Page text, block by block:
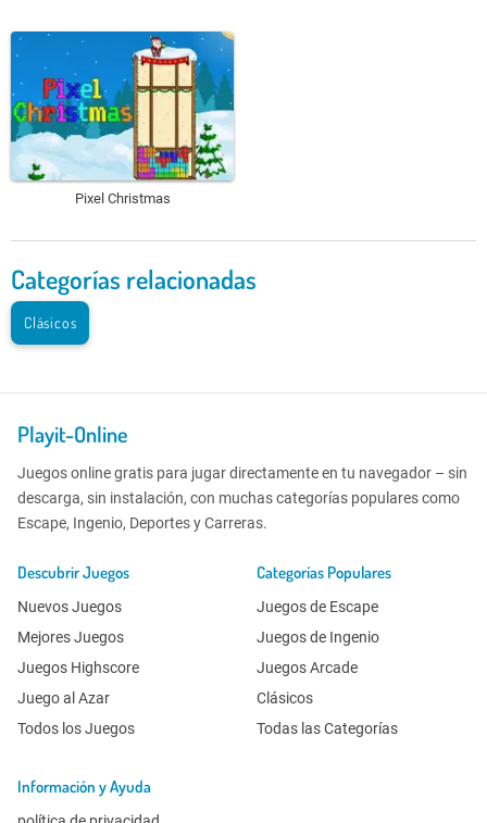
Pixel Christmas
Categorías relacionadas
Clásicos
Playit-Online
Juegos online gratis para jugar directamente en tu navegador – sin
descarga, sin instalación, con muchas categorías populares como
Escape, Ingenio, Deportes y Carreras.
Descubrir Juegos
Nuevos Juegos
Mejores Juegos
Juegos Highscore
Juego al Azar
Todos los Juegos
Categorías Populares
Juegos de Escape
Juegos de Ingenio
Juegos Arcade
Clásicos
Todas las Categorías
Información y Ayuda